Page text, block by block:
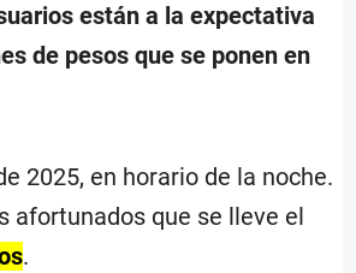
están a la expectativa
de pesos que se ponen en
2025, en horario de la noche.
afortunados que se lleve el
.